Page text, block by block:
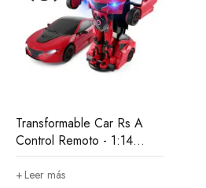
Transformable Car Rs A
Control Remoto - 1:14
Rastar
Leer más